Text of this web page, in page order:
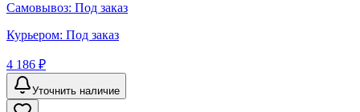
Самовывоз: Под заказ
Курьером: Под заказ
4 186 ₽
Уточнить наличие